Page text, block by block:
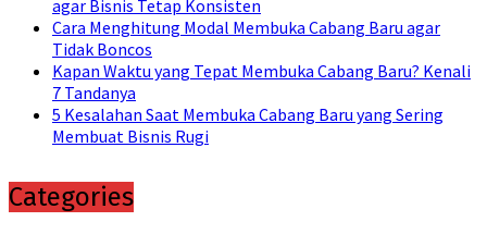
agar Bisnis Tetap Konsisten
Cara Menghitung Modal Membuka Cabang Baru agar
Tidak Boncos
Kapan Waktu yang Tepat Membuka Cabang Baru? Kenali
7 Tandanya
5 Kesalahan Saat Membuka Cabang Baru yang Sering
Membuat Bisnis Rugi
Categories